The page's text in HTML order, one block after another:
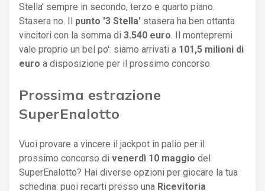
Stella' sempre in secondo, terzo e quarto piano.
Stasera no. Il punto '3 Stella' stasera ha ben ottanta
vincitori con la somma di 3.540 euro . Il montepremi
vale proprio un bel po': siamo arrivati a 101,5 milioni di
euro a disposizione per il prossimo concorso.
Prossima estrazione
SuperEnalotto
Vuoi provare a vincere il jackpot in palio per il
prossimo concorso di venerdì 10 maggio del
SuperEnalotto? Hai diverse opzioni per giocare la tua
schedina: puoi recarti presso una Ricevitoria